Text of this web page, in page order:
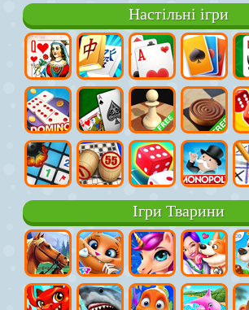
Настільні ігри
Ігри Тварини